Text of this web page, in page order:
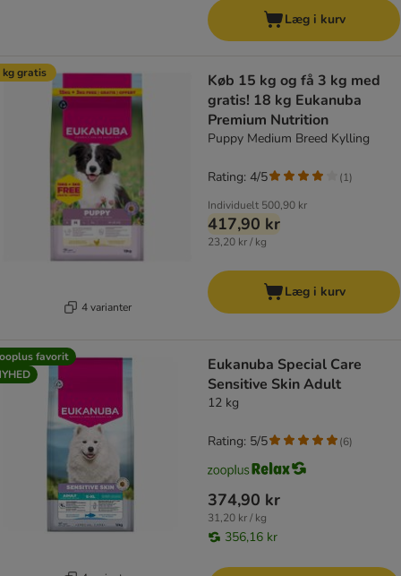
Læg i kurv
kg gratis
4 varianter
Køb 15 kg og få 3 kg med
gratis! 18 kg Eukanuba
Premium Nutrition
Puppy Medium Breed Kylling
Individuelt 500,90 kr
417,90 kr
23,20 kr / kg
Rating: 4/5 (1)
Læg i kurv
favorit
Eukanuba Special Care
Sensitive Skin Adult
12 kg
374,90 kr
31,20 kr / kg
356,16 kr
Rating: 5/5 (6)